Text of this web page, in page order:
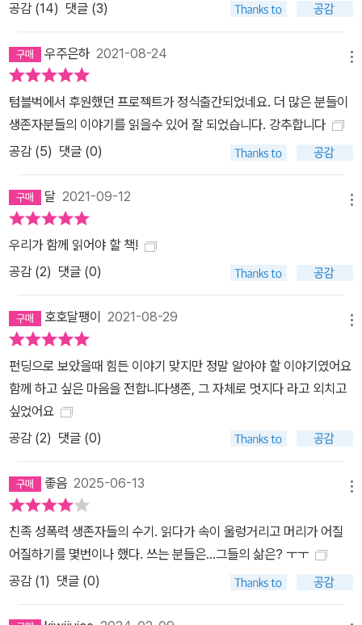
동생을 때리면서 예원이 “몸을 대주면 때리지 않겠다”고 했다. 어느
날 예원은 이 사실을 부모님께 말씀드렸고, 엄마는 이렇게 되물었다.
“왜 처음부터 말 안 했어? 너가 오빠 꼬신 거 아냐?” 악몽은 여기서
끝나지 않았다. 아빠가 아들을 꾸짖은 뒤 스스로 그다음 가해자가 된
것이다. 그는 주로 자기 사무실에 딸 예원을 불러내 옷을 벗기고 물티
슈로 딸의 몸을 직접 닦고 성관계를 가졌다. 손녀(엘브로떼)의 하의
속으로 손을 넣어 한참 만지던 할아버지는 가족들에게 그 범죄 행위
뒤에는 그의 아들인 아버지가 딸을 범하기 시작했다. 그 일은 엘브로
떼가 고2 때까지 계속됐고, 잠시 휴지기를 두다가 이후 또다시 씻을
수 없는 악몽으로 그녀를 밀어넣었다. 할아버지, 아빠, 오빠, 사촌, 남
된다. 그때 엄마들이 보인 반응은 거의 같았다. “가족인데 어쩌겠니.”
으로 그쳤다. “적당히 해.” 그날로부터 피해자들은 죽은 것이나 다름
없는 삶을 살았고, 인간에 대한 신뢰와 믿음을 상당 부분 잃어버리기
도 했다. 기억의 지배에서 벗어나 출구를 향해 걷다 생존자들은 친족
성폭력의 피해를 스스로 인지하고 이를 치료하기 위해 병원에 다니며
상담을 받기까지 적응장애, 우울장애, 수면장애, 외상후 스트레스 장
애, 조울증, 기억상실 등을 겪었다. 이들은 병원, 한국성폭력상담소,
관련 센터, 자조모임 등을 통해 치유 과정을 밟았고, 그중 몇 명은 상
담학을 전공해 현재 상담사로도 활동 중이다. 다시 말해 자기 치유를
위해 상담을 받는 동시에 직업 상담사로서 다른 이들을 상담해주고
있기도 하다. 폭력의 상흔은 결코 말끔히 지워지지 않는다. 예원은 오
빠와 아빠에게 성폭력을 당한 후 집을 나와 고시원 등을 떠돌고, 극심
한 우울증과 빈곤에 시달리다가 성매매를 하기도 했다. 친족 성폭력
었다. 이런 일은 가족 밖으로 누설하면 안 되는 것이었기에 피해자가
공감 (14) 댓글 (3)
우주은하 2021-08-24
텀블벅에서 후원했던 프로젝트가 정식출간되었네요. 더 많은 분들이
생존자분들의 이야기를 읽을수 있어 잘 되었습니다. 강추합니다
공감 (5) 댓글 (0)
달 2021-09-12
우리가 함께 읽어야 할 책!
공감 (2) 댓글 (0)
호호달팽이 2021-08-29
펀딩으로 보았을때 힘든 이야기 맞지만 정말 알아야 할 이야기였어요
함께 하고 싶은 마음을 전합니다생존, 그 자체로 멋지다 라고 외치고
싶었어요
공감 (2) 댓글 (0)
좋음 2025-06-13
친족 성폭력 생존자들의 수기. 읽다가 속이 울렁거리고 머리가 어질
어질하기를 몇번이나 했다. 쓰는 분들은...그들의 삶은? ㅜㅜ
공감 (1) 댓글 (0)